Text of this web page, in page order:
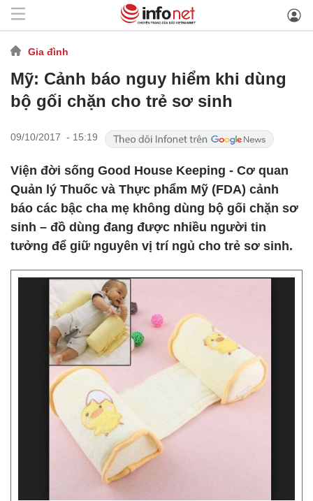
Gia đình
Mỹ: Cảnh báo nguy hiểm khi dùng
bộ gối chặn cho trẻ sơ sinh
09/10/2017 - 15:19
Viện đời sống Good House Keeping - Cơ quan
Quản lý Thuốc và Thực phẩm Mỹ (FDA) cảnh
báo các bậc cha mẹ không dùng bộ gối chặn sơ
sinh – đồ dùng đang được nhiều người tin
tưởng để giữ nguyên vị trí ngủ cho trẻ sơ sinh.